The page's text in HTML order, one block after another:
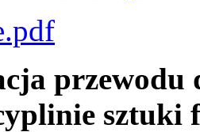
przewodu
sztuki